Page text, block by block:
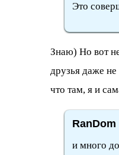
Это
Знаю) Но вот
друзья даже
что там, я и
и много